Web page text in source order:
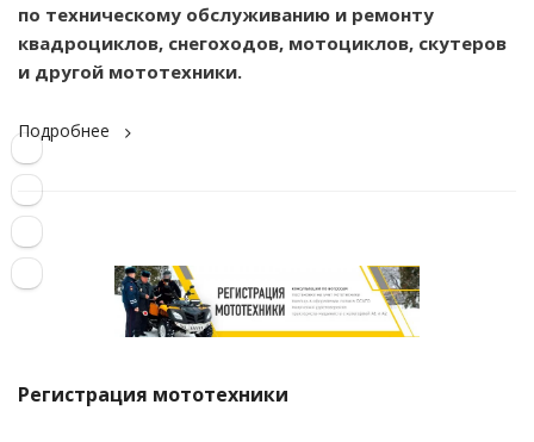
по техническому обслуживанию и ремонту
квадроциклов, снегоходов, мотоциклов, скутеров
и другой мототехники.
Подробнее
Регистрация мототехники